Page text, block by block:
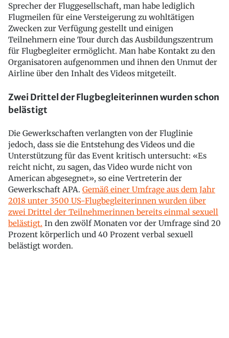
Sprecher der Fluggesellschaft, man habe lediglich
Flugmeilen für eine Versteigerung zu wohltätigen
Zwecken zur Verfügung gestellt und einigen
Teilnehmern eine Tour durch das Ausbildungszentrum
für Flugbegleiter ermöglicht. Man habe Kontakt zu den
Organisatoren aufgenommen und ihnen den Unmut der
Airline über den Inhalt des Videos mitgeteilt.
Zwei Drittel der Flugbegleiterinnen wurden schon
belästigt
Die Gewerkschaften verlangten von der Fluglinie
jedoch, dass sie die Entstehung des Videos und die
Unterstützung für das Event kritisch untersucht: «Es
reicht nicht, zu sagen, das Video wurde nicht von
American abgesegnet», so eine Vertreterin der
Gewerkschaft APA. Gemäß einer Umfrage aus dem Jahr
2018 unter 3500 US-Flugbegleiterinnen wurden über
zwei Drittel der Teilnehmerinnen bereits einmal sexuell
belästigt. In den zwölf Monaten vor der Umfrage sind 20
Prozent körperlich und 40 Prozent verbal sexuell
belästigt worden.